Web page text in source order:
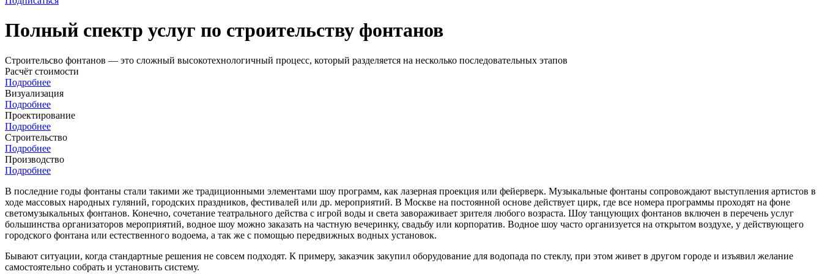
Полный спектр услуг по строительству фонтанов
Строительсво фонтанов — это сложный высокотехнологичный процесс, который разделяется на несколько последовательных этапов
Расчёт стоимости
Подробнее
Визуализация
Подробнее
Проектирование
Подробнее
Строительство
Подробнее
Производство
Подробнее
В последние годы фонтаны стали такими же традиционными элементами шоу программ, как лазерная проекция или фейерверк. Музыкальные фонтаны сопровождают выступления артистов в
ходе массовых народных гуляний, городских праздников, фестивалей или др. мероприятий. В Москве на постоянной основе действует цирк, где все номера программы проходят на фоне
светомузыкальных фонтанов. Конечно, сочетание театрального действа с игрой воды и света завораживает зрителя любого возраста. Шоу танцующих фонтанов включен в перечень услуг
большинства организаторов мероприятий, водное шоу можно заказать на частную вечеринку, свадьбу или корпоратив. Водное шоу часто организуется на открытом воздухе, у действующего
городского фонтана или естественного водоема, а так же с помощью передвижных водных установок.
Бывают ситуации, когда стандартные решения не совсем подходят. К примеру, заказчик закупил оборудование для водопада по стеклу, при этом живет в другом городе и изъявил желание
самостоятельно собрать и установить систему.